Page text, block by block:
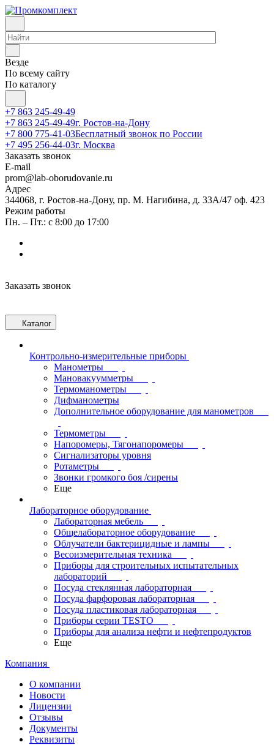
Везде
По всему сайту
По каталогу
+7 863 245-49-49
+7 863 245-49-49г. Ростов-на-Дону
+7 800 775-41-03Бесплатный звонок по России
+7 495 256-44-03г. Москва
Заказать звонок
E-mail
prom@lab-oborudovanie.ru
Адрес
344068, г. Ростов-на-Дону, пр. М. Нагибина, д. 33А/47 оф. 423
Режим работы
Пн. – Пт.: с 8:00 до 17:00
Заказать звонок
Каталог
Контрольно-измерительные приборы
Манометры
Мановакуумметры
Термоманометры
Дифманометры
Дополнительное оборудование для манометров
Термометры
Напоромеры, Тягонапоромеры
Сигнализаторы уровня
Ротаметры
Звонки громкого боя /сирены
Еще
Лабораторное оборудование
Лабораторная мебель
Общелабораторное оборудование
Облучатели бактерицидные и лампы
Весоизмерительная техника
Приборы для строительных испытательных
лабораторий
Посуда стеклянная лабораторная
Посуда фарфоровая лабораторная
Посуда пластиковая лабораторная
Приборы серии TESTO
Приборы для анализа нефти и нефтепродуктов
Еще
Компания
О компании
Новости
Лицензии
Отзывы
Документы
Реквизиты